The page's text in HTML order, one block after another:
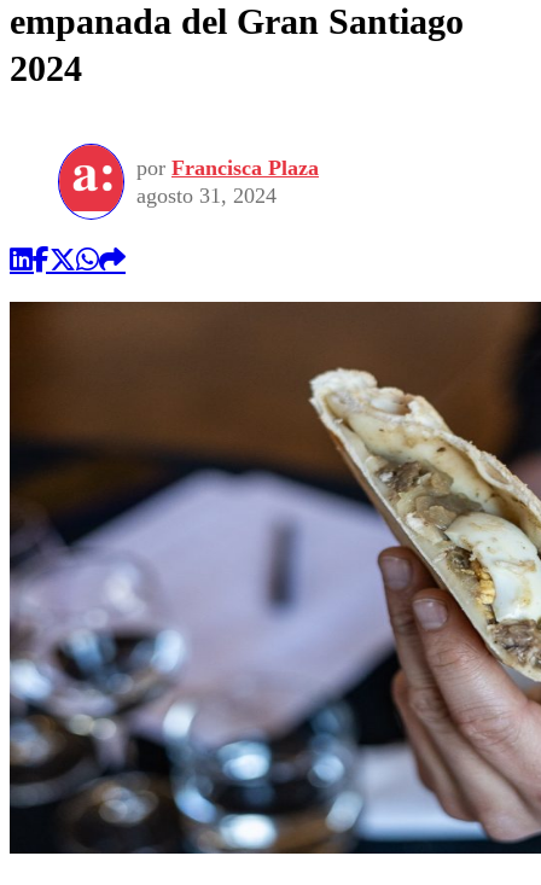
empanada del Gran Santiago
2024
por Francisca Plaza
agosto 31, 2024